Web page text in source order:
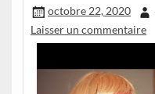
octobre 22, 2020
Laisser un commentaire